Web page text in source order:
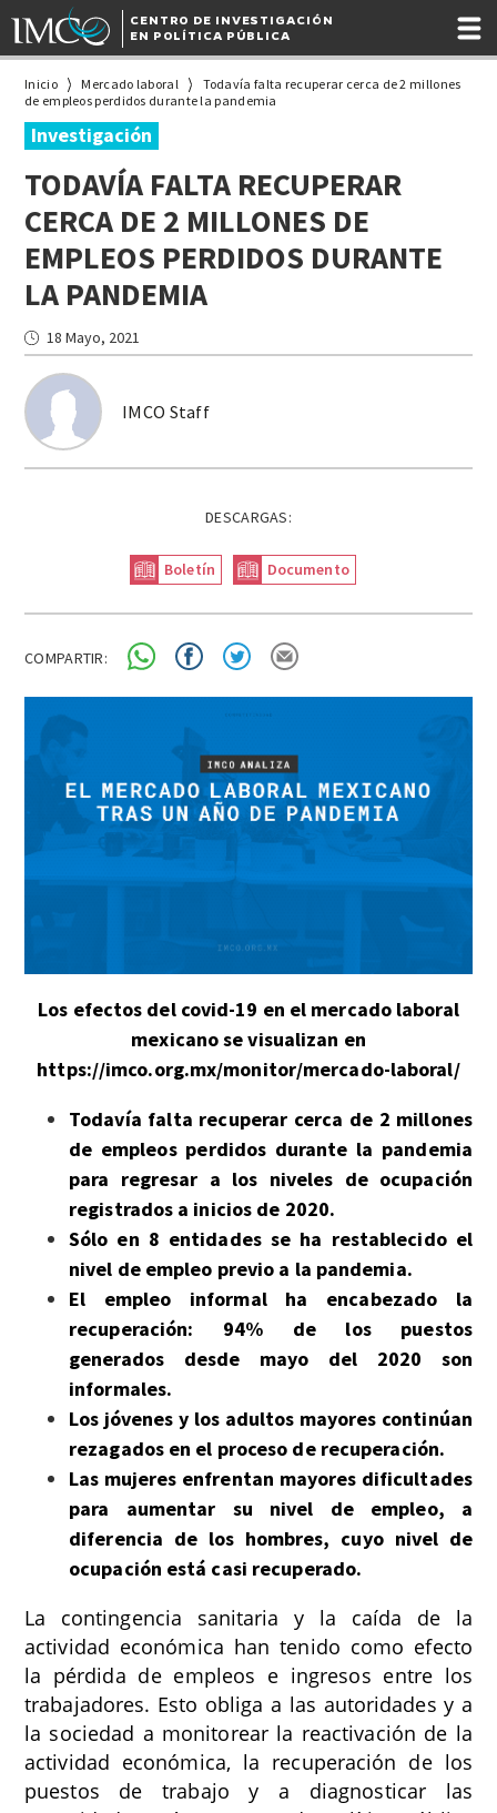
CENTRO DE INVESTIGACIÓN
EN POLÍTICA PÚBLICA
Inicio Mercado laboral
Todavía falta recuperar cerca de 2 millones
de empleos perdidos durante la pandemia
Investigación
TODAVÍA FALTA RECUPERAR
CERCA DE 2 MILLONES DE
EMPLEOS PERDIDOS DURANTE
LA PANDEMIA
IMCO Staff
18 Mayo, 2021
DESCARGAS:
Boletín Documento
COMPARTIR:
Los efectos del covid-19 en el mercado laboral
mexicano se visualizan en
https://imco.org.mx/monitor/mercado-laboral/
Todavía falta recuperar cerca de 2 millones
de empleos perdidos durante la pandemia
para regresar a los niveles de ocupación
registrados a inicios de 2020.
Sólo en 8 entidades se ha restablecido el
nivel de empleo previo a la pandemia.
El empleo informal ha encabezado la
recuperación: 94% de los puestos
generados desde mayo del 2020 son
informales.
Los jóvenes y los adultos mayores continúan
rezagados en el proceso de recuperación.
Las mujeres enfrentan mayores dificultades
para aumentar su nivel de empleo, a
diferencia de los hombres, cuyo nivel de
ocupación está casi recuperado.
La contingencia sanitaria y la caída de la
actividad económica han tenido como efecto
la pérdida de empleos e ingresos entre los
trabajadores. Esto obliga a las autoridades y a
la sociedad a monitorear la reactivación de la
actividad económica, la recuperación de los
puestos de trabajo y a diagnosticar las